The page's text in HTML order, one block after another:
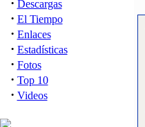
· Descargas
· El Tiempo
· Enlaces
· Estadísticas
· Fotos
· Top 10
· Videos